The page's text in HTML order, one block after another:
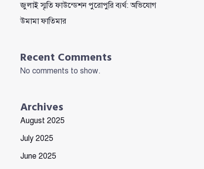
জুলাই স্মৃতি ফাউন্ডেশন পুরোপুরি ব্যর্থ: অভিযোগ
উমামা ফাতিমার
Recent Comments
No comments to show.
Archives
August 2025
July 2025
June 2025